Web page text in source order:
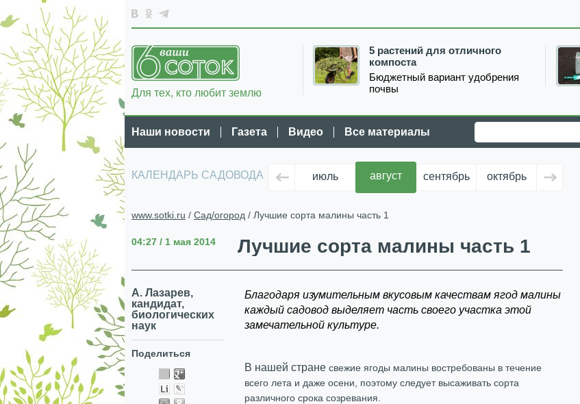
5 растений для отличного
компоста
Бюджетный вариант удобрения
почвы
Для тех, кто любит землю
Наши новости Газета Видео Все материалы
КАЛЕНДАРЬ САДОВОДА июль август сентябрь октябрь ноябрь
www.sotki.ru / Сад/огород / Лучшие сорта малины часть 1
04:27 / 1 мая 2014 Лучшие сорта малины часть 1
А. Лазарев,
кандидат,
биологических
наук
Поделиться
Благодаря изумительным вкусовым качествам ягод малины
каждый садовод выделяет часть своего участка этой
замечательной культуре.
В нашей стране свежие ягоды малины востребованы в течение
всего лета и даже осени, поэтому следует высаживать сорта
различного срока созревания.